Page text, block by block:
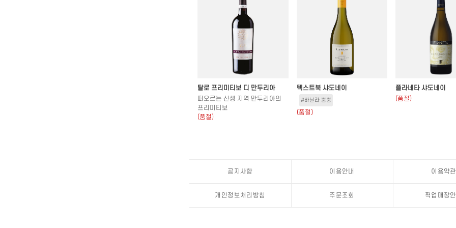
탈로 프리미티보 디 만두리아
떠오르는 신생 지역 만두리아의
프리미티보
(품절)
텍스트북 샤도네이
#바닐라 뿜뿡
(품절)
플라네타 샤도네이
(품절)
공지사항 이용안내 이용약관
개인정보처리방침 주문조회 픽업매장